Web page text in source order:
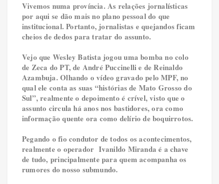
Vivemos numa província. As relações jornalísticas
por aqui se dão mais no plano pessoal do que
institucional. Portanto, jornalistas e quejandos ficam
cheios de dedos para tratar do assunto.
Vejo que Wesley Batista jogou uma bomba no colo
de Zeca do PT, de André Puccinelli e de Reinaldo
Azambuja. Olhando o vídeo gravado pelo MPF, no
qual ele conta as suas “histórias de Mato Grosso do
Sul”, realmente o depoimento é crível, visto que o
assunto circula há anos nos bastidores, ora como
informação quente ora como delírio de boquirrotos.
Pegando o fio condutor de todos os acontecimentos,
realmente o operador Ivanildo Miranda é a chave
de tudo, principalmente para quem acompanha os
rumores do nosso submundo.